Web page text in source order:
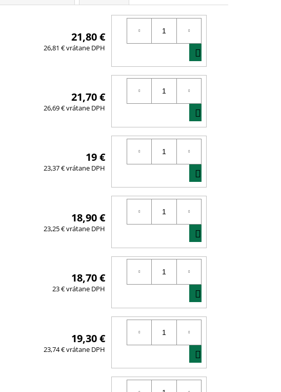
21,80 €
26,81 € vrátane DPH
KOŠÍKA
21,70 €
26,69 € vrátane DPH
KOŠÍKA
19 €
23,37 € vrátane DPH
KOŠÍKA
18,90 €
23,25 € vrátane DPH
KOŠÍKA
18,70 €
23 € vrátane DPH
KOŠÍKA
19,30 €
23,74 € vrátane DPH
KOŠÍKA